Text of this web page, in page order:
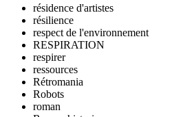
résidence d'artistes
résilience
respect de l'environnement
RESPIRATION
respirer
ressources
Rétromania
Robots
roman